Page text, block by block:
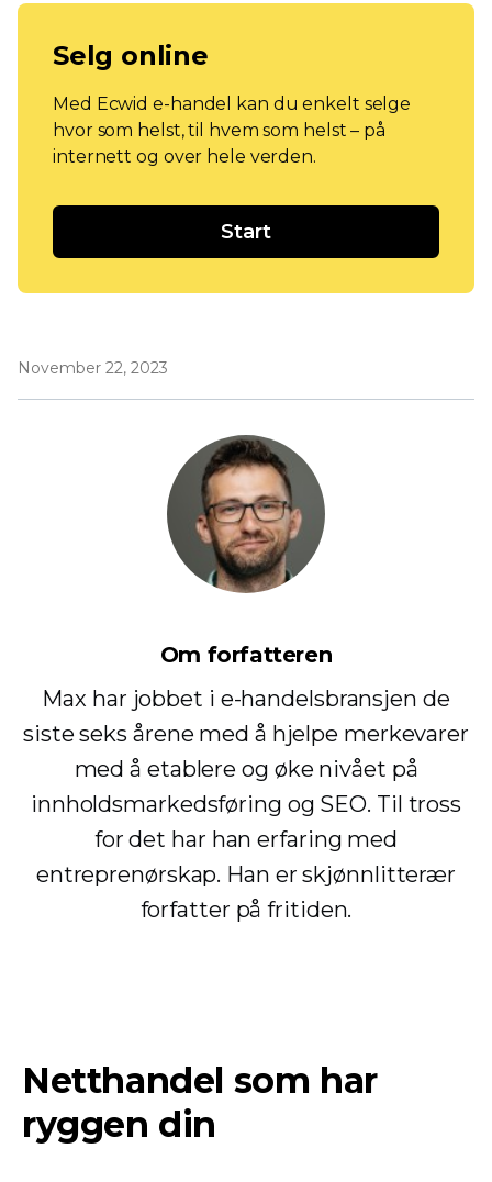
Selg online
Med Ecwid e-handel kan du enkelt selge
hvor som helst, til hvem som helst – på
internett og over hele verden.
Start
November 22, 2023
Om forfatteren
Max har jobbet i e-handelsbransjen de
siste seks årene med å hjelpe merkevarer
med å etablere og øke nivået på
innholdsmarkedsføring og SEO. Til tross
for det har han erfaring med
entreprenørskap. Han er skjønnlitterær
forfatter på fritiden.
Netthandel som har
ryggen din